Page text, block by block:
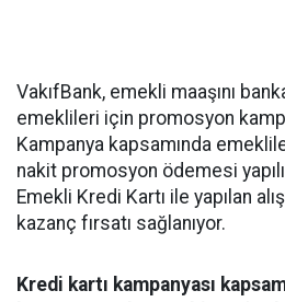
VakıfBank, emekli maaşını
emeklileri için promosyon
Kampanya kapsamında
nakit promosyon ödemesi
Emekli Kredi Kartı ile yapılan
kazanç fırsatı sağlanıyor.
Kredi kartı kampanyası